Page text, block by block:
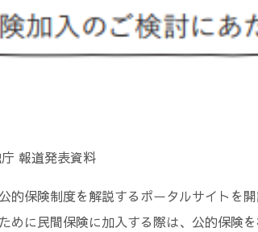
報道発表資料
的保険制度を解説するポータルサイトを開
めに民間保険に加入する際は、公的保険